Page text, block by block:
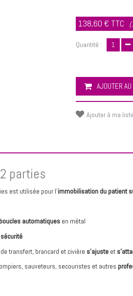
138,60 € TTC
Quantité :
AJOUTER
Ajouter à ma
parties
est utilisée pour l’immobilisation du patient
boucles automatiques en métal
transfert, brancard et civière s’ajuste et
sauveteurs, secouristes et autres